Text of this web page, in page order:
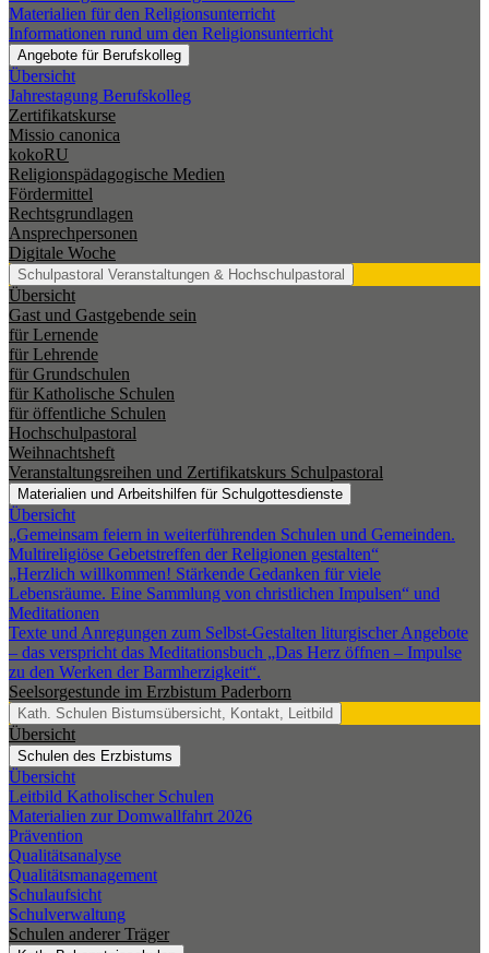
Materialien für den Religionsunterricht
Informationen rund um den Religionsunterricht
Angebote für Berufskolleg
Übersicht
Jahrestagung Berufskolleg
Zertifikatskurse
Missio canonica
kokoRU
Religionspädagogische Medien
Fördermittel
Rechtsgrundlagen
Ansprechpersonen
Digitale Woche
Schulpastoral Veranstaltungen & Hochschulpastoral
Übersicht
Gast und Gastgebende sein
für Lernende
für Lehrende
für Grundschulen
für Katholische Schulen
für öffentliche Schulen
Hochschulpastoral
Weihnachtsheft
Veranstaltungsreihen und Zertifikatskurs Schulpastoral
Materialien und Arbeitshilfen für Schulgottesdienste
Übersicht
„Gemeinsam feiern in weiterführenden Schulen und Gemeinden.
Multireligiöse Gebetstreffen der Religionen gestalten“
„Herzlich willkommen! Stärkende Gedanken für viele
Lebensräume. Eine Sammlung von christlichen Impulsen“ und
Meditationen
Texte und Anregungen zum Selbst-Gestalten liturgischer Angebote
– das verspricht das Meditationsbuch „Das Herz öffnen – Impulse
zu den Werken der Barmherzigkeit“.
Seelsorgestunde im Erzbistum Paderborn
Kath. Schulen Bistumsübersicht, Kontakt, Leitbild
Übersicht
Schulen des Erzbistums
Übersicht
Leitbild Katholischer Schulen
Materialien zur Domwallfahrt 2026
Prävention
Qualitätsanalyse
Qualitätsmanagement
Schulaufsicht
Schulverwaltung
Schulen anderer Träger